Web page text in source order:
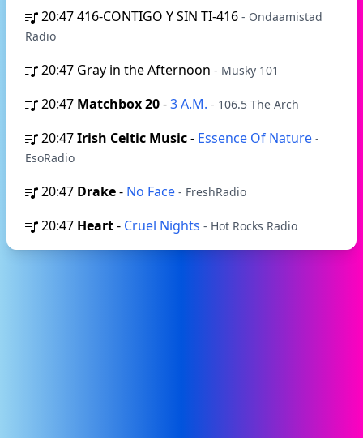
20:47416-CONTIGO Y SIN TI-416 - Ondaamistad
Radio
20:47 Gray in the Afternoon - Musky 101
20:47 Matchbox 20-3 A.M. - 106.5 The Arch
20:47Irish Celtic Music- Essence Of Nature -
EsoRadio
20:47 Drake- No Face - FreshRadio
20:47 Heart- Cruel Nights - Hot Rocks Radio